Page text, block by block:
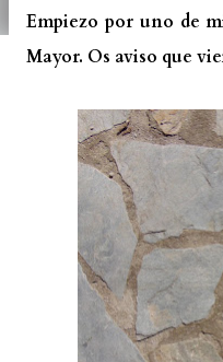
Empiezo por uno de
Mayor. Os aviso que